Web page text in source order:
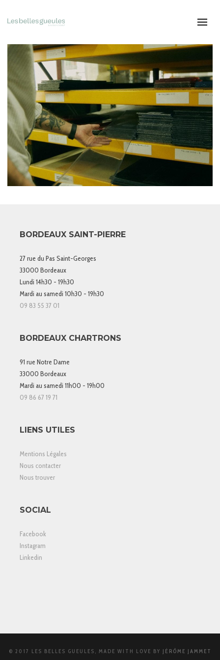
BORDEAUX SAINT-PIERRE
27 rue du Pas Saint-Georges
33000 Bordeaux
Lundi 14h30 - 19h30
Mardi au samedi 10h30 - 19h30
09 83 55 37 01
BORDEAUX CHARTRONS
91 rue Notre Dame
33000 Bordeaux
Mardi au samedi 11h00 - 19h00
09 86 67 19 71
LIENS UTILES
Mentions Légales
Nous contacter
Nous trouver
SOCIAL
Facebook
Instagram
Linkedin
© 2017 LES BELLES GUEULES, MADE WITH LOVE BY JÉRÔME JAMMET